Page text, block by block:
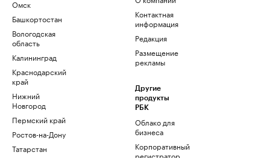
Омск
Башкортостан
Вологодская
область
Калининград
Краснодарский
край
Нижний
Новгород
Пермский край
Ростов-на-Дону
Татарстан
Контактная
информация
Редакция
Размещение
рекламы
Другие
продукты
РБК
Облако для
бизнеса
Корпоративный
регистратор